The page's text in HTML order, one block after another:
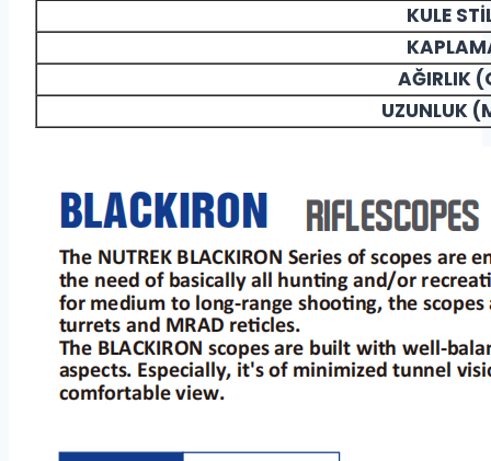
KULE
AĞIRLIK
UZUNLUK